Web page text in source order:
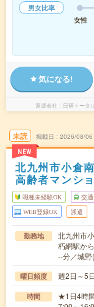
男女比率
女性
気になる!
派遣会社 日研トータ
未読
NEW
掲載日 2026/08/06
北九州市小倉
高齢者マンシ
職種未経験OK 交
WEB登録OK 派遣
勤務地
北九州市
朽網駅か
--分／城
曜日頻度 週2日～5
時間
★1日4時